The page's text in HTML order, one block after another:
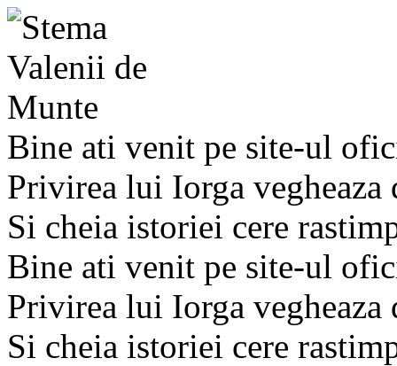
Bine ati venit pe site-ul
Privirea lui Iorga
Si cheia istoriei cere
Bine ati venit pe site-ul
Privirea lui Iorga
Si cheia istoriei cere